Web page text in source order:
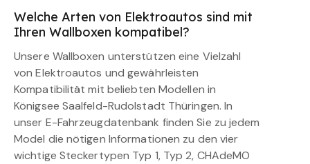
Welche Arten von Elektroautos sind mit
Ihren Wallboxen kompatibel?
Unsere Wallboxen unterstützen eine Vielzahl
von Elektroautos und gewährleisten
Kompatibilität mit beliebten Modellen in
Königsee Saalfeld-Rudolstadt Thüringen. In
unser E-Fahrzeugdatenbank finden Sie zu jedem
Model die nötigen Informationen zu den vier
wichtige Steckertypen Typ 1, Typ 2, CHAdeMO